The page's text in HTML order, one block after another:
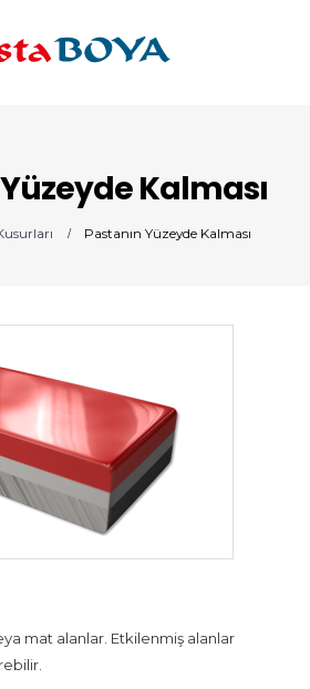
Kalması
Pastanın Yüzeyde Kalması
mat alanlar. Etkilenmiş alanlar